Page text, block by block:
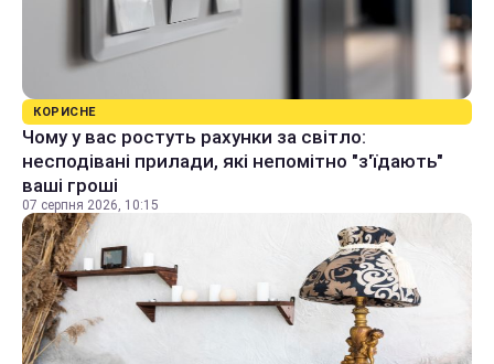
КОРИСНЕ
Чому у вас ростуть рахунки за світло:
несподівані прилади, які непомітно "з'їдають"
ваші гроші
07 серпня 2026, 10:15